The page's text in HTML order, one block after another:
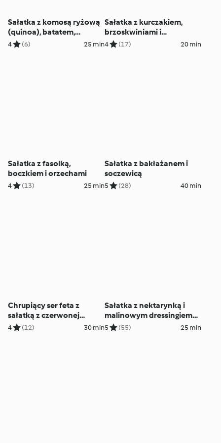
Sałatka z komosą ryżową
(quinoa), batatem,
szpinakiem i jabłkiem
4 (6) 25 min
Sałatka z kurczakiem,
brzoskwiniami i
orzechami
4 (17) 20 min
Sałatka z fasolką,
boczkiem i orzechami
4 (13) 25 min
Sałatka z bakłażanem i
soczewicą
5 (28) 40 min
Chrupiący ser feta z
sałatką z czerwonej
kapusty i jabłka
4 (12) 30 min
Sałatka z nektarynką i
malinowym dressingiem
(TM6, TM7)
5 (55) 25 min